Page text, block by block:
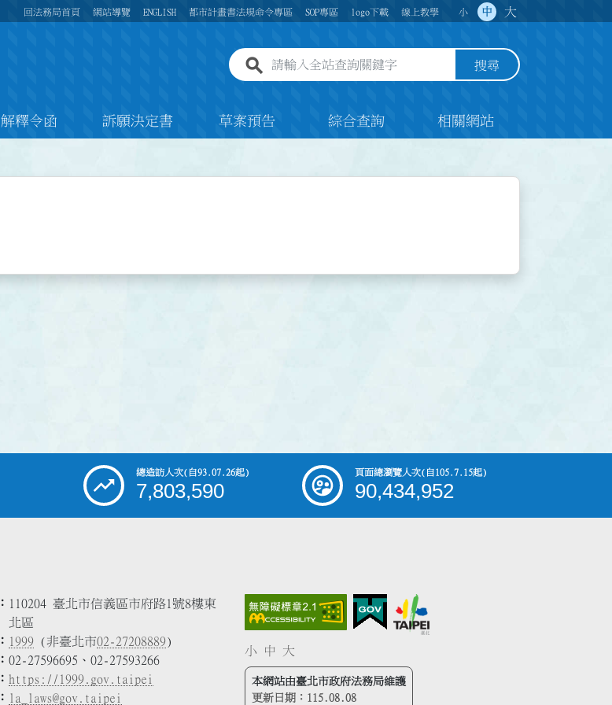
回法務局首頁 網站導覽 ENGLISH 都市計畫書法規命令專區 SOP專區 logo下載 線上教學 小 中 大
全站查詢關鍵字欄位 搜尋
解釋令函 訴願決定書 草案預告 綜合查詢 相關網站
總造訪人次(自93.07.26起)
7,803,590
頁面總瀏覽人次(自105.7.15起)
90,434,952
110204 臺北市信義區市府路1號8樓東
北區
1999 (非臺北市02-27208889)
02-27596695、02-27593266
https://1999.gov.taipei
la_laws@gov.taipei
小 中 大
本網站由臺北市政府法務局維護
更新日期： 115.08.08